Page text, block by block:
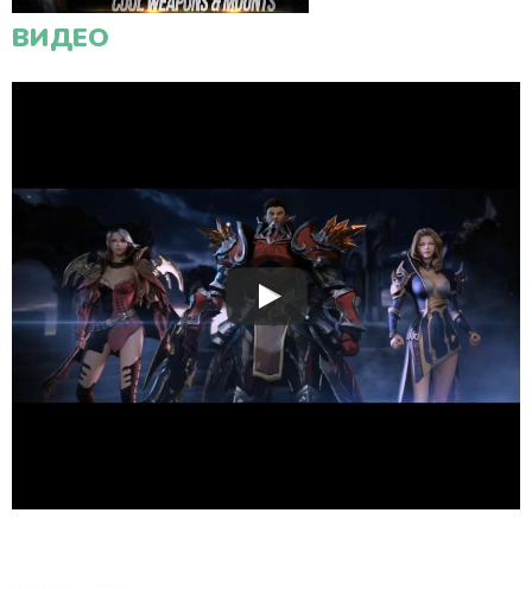
ВИДЕО